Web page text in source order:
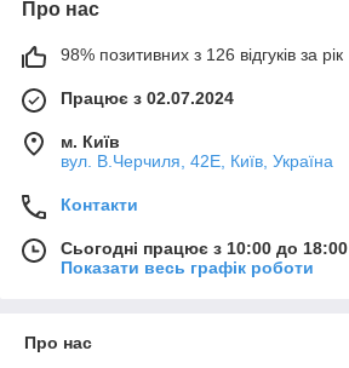
Про нас
98% позитивних з 126 відгуків за рік
Працює з 02.07.2024
м. Київ
вул. В.Черчиля, 42Е, Київ, Україна
Контакти
Сьогодні працює з 10:00 до 18:00
Показати весь графік роботи
Про нас